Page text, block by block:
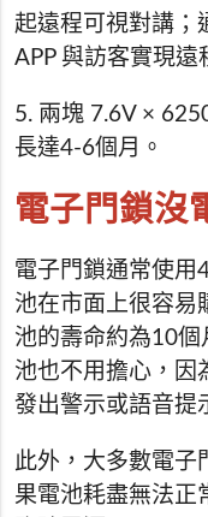
起遠程可視對講；
APP 與訪客實現遠
5. 兩塊 7.6V ×
長達4-6個月。
電子門鎖沒
電子門鎖通常使用
池在市面上很容易
池的壽命約為10
池也不用擔心，因
發出警示或語音提
此外，大多數電子
果電池耗盡無法正